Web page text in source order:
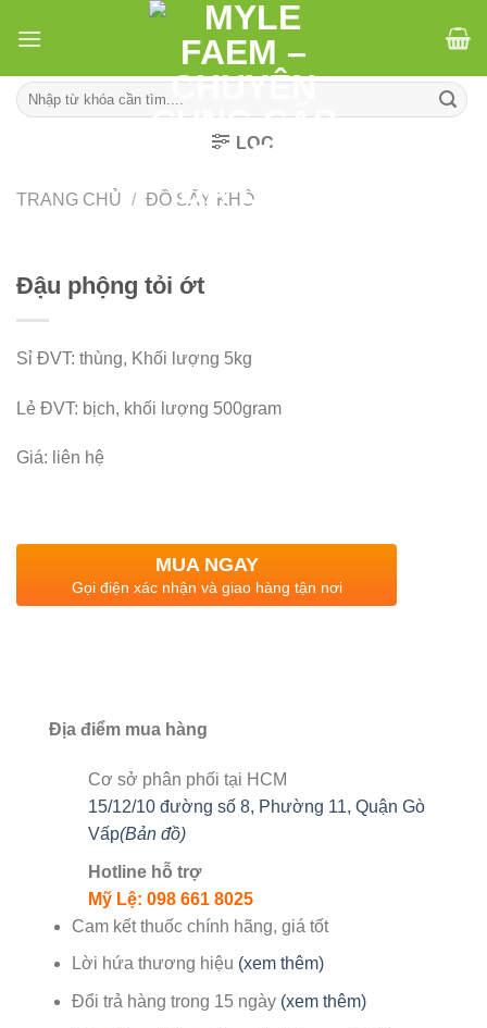
Tìm
kiếm:
LỌC
TRANG CHỦ / ĐỒ SẤY KHÔ
Đậu phộng tỏi ớt
Sỉ ĐVT: thùng, Khối lượng 5kg
Lẻ ĐVT: bịch, khối lượng 500gram
Giá: liên hệ
MUA NGAY
Gọi điện xác nhận và giao hàng tận nơi
Địa điểm mua hàng
Cơ sở phân phối tại HCM
15/12/10 đường số 8, Phường 11, Quận Gò
Vấp(Bản đồ)
Hotline hỗ trợ
Mỹ Lệ: 098 661 8025
Cam kết thuốc chính hãng, giá tốt
Lời hứa thương hiệu (xem thêm)
Đổi trả hàng trong 15 ngày (xem thêm)